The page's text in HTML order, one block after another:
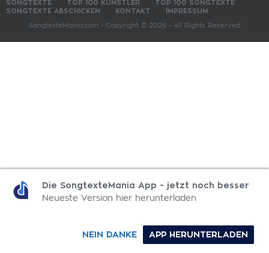
SONGTEXTE TOP 100 KÜNSTLER
TOP 100 SONGTEXTE
SONGTEXTE ABSCHICKEN
KONTAKT IMPRESSUM
SongtexteMania.com - Copyright © 2026 - All Rights Reserved
Die SongtexteMania App - jetzt noch besser
Neueste Version hier herunterladen
APP HERUNTERLADEN
NEIN DANKE